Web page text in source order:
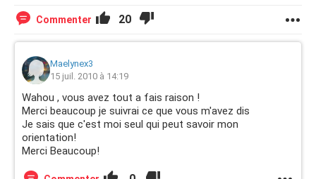
Commenter 20
Maelynex3
15 juil. 2010 à 14:19
Wahou , vous avez tout a fais raison !
Merci beaucoup je suivrai ce que vous m'avez dis
Je sais que c'est moi seul qui peut savoir mon
orientation!
Merci Beaucoup!